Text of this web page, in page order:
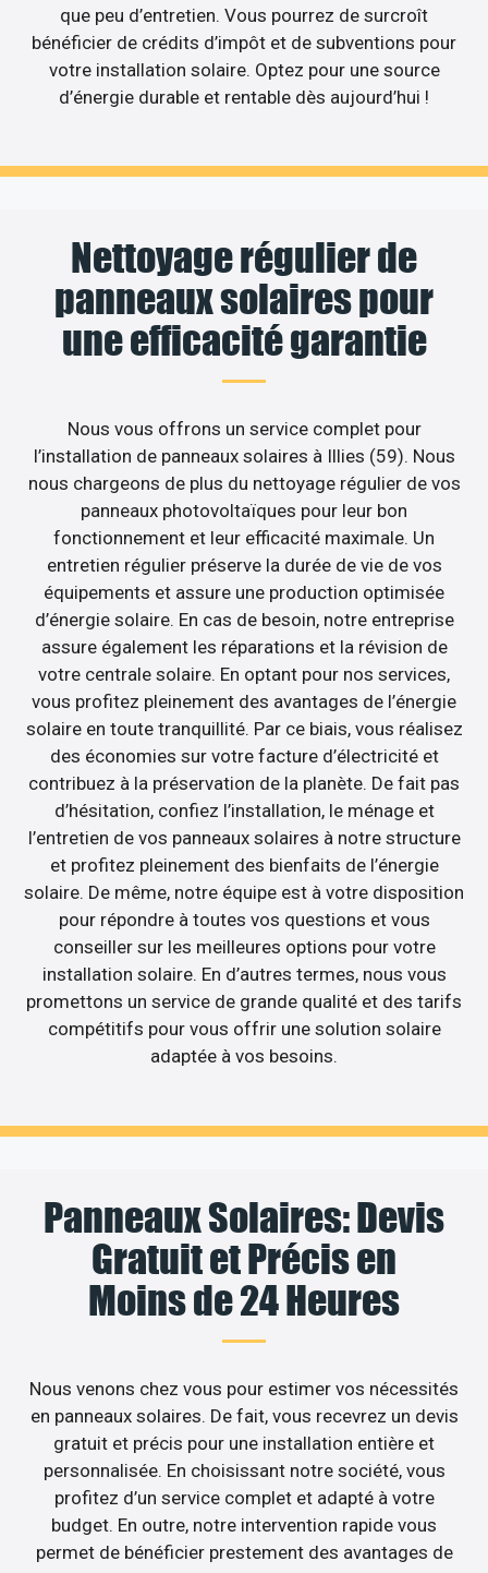
que peu d’entretien. Vous pourrez de surcroît
bénéficier de crédits d’impôt et de subventions pour
votre installation solaire. Optez pour une source
d’énergie durable et rentable dès aujourd’hui !
Nettoyage régulier de
panneaux solaires pour
une efficacité garantie
Nous vous offrons un service complet pour
l’installation de panneaux solaires à Illies (59). Nous
nous chargeons de plus du nettoyage régulier de vos
panneaux photovoltaïques pour leur bon
fonctionnement et leur efficacité maximale. Un
entretien régulier préserve la durée de vie de vos
équipements et assure une production optimisée
d’énergie solaire. En cas de besoin, notre entreprise
assure également les réparations et la révision de
votre centrale solaire. En optant pour nos services,
vous profitez pleinement des avantages de l’énergie
solaire en toute tranquillité. Par ce biais, vous réalisez
des économies sur votre facture d’électricité et
contribuez à la préservation de la planète. De fait pas
d’hésitation, confiez l’installation, le ménage et
l’entretien de vos panneaux solaires à notre structure
et profitez pleinement des bienfaits de l’énergie
solaire. De même, notre équipe est à votre disposition
pour répondre à toutes vos questions et vous
conseiller sur les meilleures options pour votre
installation solaire. En d’autres termes, nous vous
promettons un service de grande qualité et des tarifs
compétitifs pour vous offrir une solution solaire
adaptée à vos besoins.
Panneaux Solaires: Devis
Gratuit et Précis en
Moins de 24 Heures
Nous venons chez vous pour estimer vos nécessités
en panneaux solaires. De fait, vous recevrez un devis
gratuit et précis pour une installation entière et
personnalisée. En choisissant notre société, vous
profitez d’un service complet et adapté à votre
budget. En outre, notre intervention rapide vous
permet de bénéficier prestement des avantages de